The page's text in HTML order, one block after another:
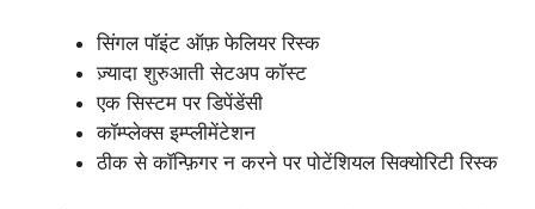
सिंगल पॉइंट ऑफ़ फेलियर रिस्क
ज़्यादा शुरुआती सेटअप कॉस्ट
एक सिस्टम पर डिपेंडेंसी
कॉम्प्लेक्स इम्प्लीमेंटेशन
ठीक से कॉन्फ़िगर न करने पर पोटेंशियल सिक्योरिटी रिस्क